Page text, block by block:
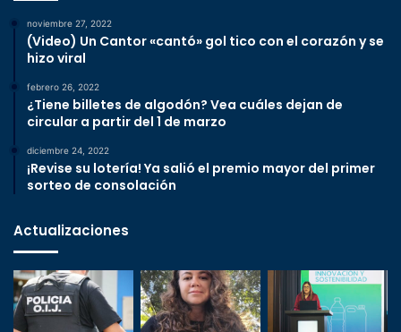
noviembre 27, 2022
(Video) Un Cantor «cantó» gol tico con el corazón y se
hizo viral
febrero 26, 2022
¿Tiene billetes de algodón? Vea cuáles dejan de
circular a partir del 1 de marzo
diciembre 24, 2022
¡Revise su lotería! Ya salió el premio mayor del primer
sorteo de consolación
Actualizaciones